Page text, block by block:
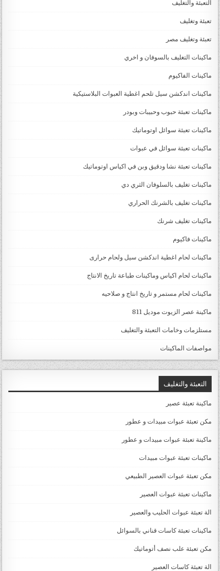
التعبئة والتغليف
تعبئة وتغليف
تعبئة وتغليف مصر
ماكينات التغليف بالسوفان و اخري
ماكينات الفاكيوم
ماكينات اندكشن سيل تلحم اغطية العبوات البلاستيكية
ماكينات تعبئة حبوب وحبيبات وبودر
ماكينات تعبئة سوائل اوتوماتيك
ماكينات تعبئة سوائل في عبوات
ماكينات تعبئة نشا ودقيق وبن في اكياس اوتوماتيك
ماكينات تغليف بالسلوفان الثري دي
ماكينات تغليف بالشرنك الحراري
ماكينات تغليف شرنك
ماكينات فاكيوم
ماكينات لحام اغطية اندكشن سيل ولحام حرارى
ماكينات لحام اكياس وماكينات طباعة تاريخ الانتاج
ماكينات لحام مستمر و تاريخ انتاج و صلاحيه
ماكينة عصر الزيوت موديل 811
مستلزمات وخامات التعبئة والتغليف
مواصفات الماكينات
التعبئة والتغليف
ماكينة تعبئة عصير
مكن تعبئة عبوات مبيدات و عطور
ماكينة تعبئة عبوات مبيدات و عطور
ماكينات تعبئة عبوات مبيدات
مكن تعبئة عبوات العصير الطبيعي
ماكينات تعبئة عبوات العصير
الة تعبئة عبوات الحليب والعصير
ماكينات تعبئة كاسات قناني بالسوائل
مكن تعبئة علب نصف أتوماتيك
الة تعبئة كاسات العصير